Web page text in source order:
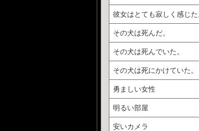
彼女はとても寂しく感じた
その犬は死んだ。
その犬は死んでいた。
その犬は死にかけていた。
勇ましい女性
明るい部屋
安いカメラ